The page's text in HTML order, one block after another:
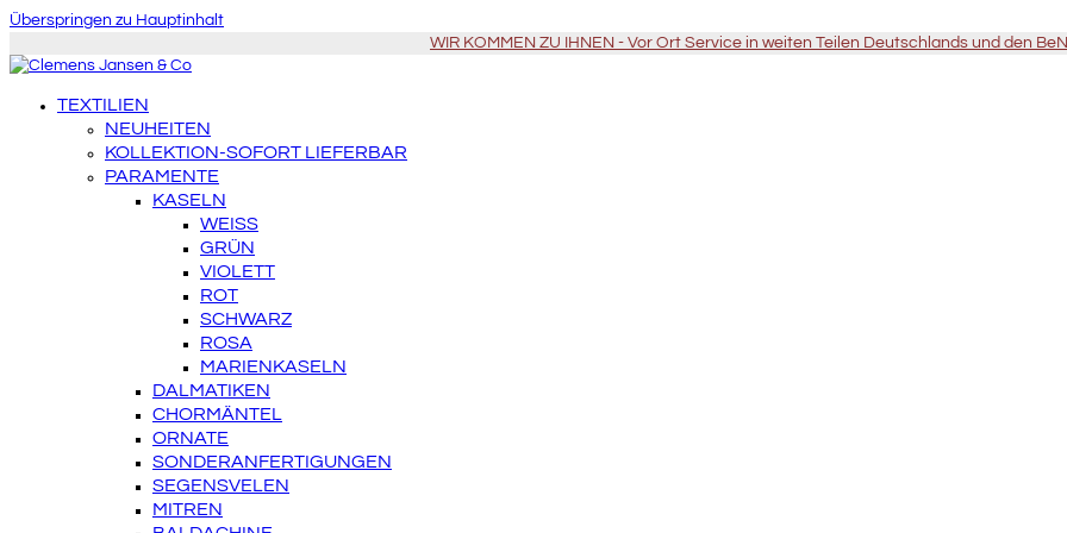
Überspringen zu Hauptinhalt
WIR KOMMEN ZU IHNEN - Vor Ort Service in weiten Teilen Deutschlands und den
TEXTILIEN
NEUHEITEN
KOLLEKTION-SOFORT LIEFERBAR
PARAMENTE
KASELN
WEISS
GRÜN
VIOLETT
ROT
SCHWARZ
ROSA
MARIENKASELN
DALMATIKEN
CHORMÄNTEL
ORNATE
SONDERANFERTIGUNGEN
SEGENSVELEN
MITREN